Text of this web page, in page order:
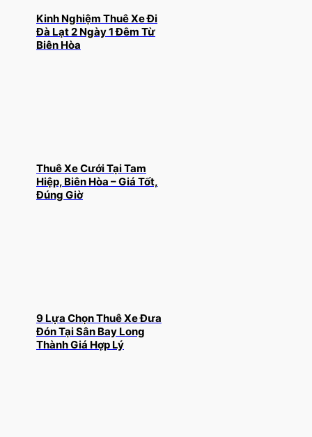
Kinh Nghiệm Thuê Xe Đi
Đà Lạt 2 Ngày 1 Đêm Từ
Biên Hòa
Thuê Xe Cưới Tại Tam
Hiệp, Biên Hòa – Giá Tốt,
Đúng Giờ
9 Lựa Chọn Thuê Xe Đưa
Đón Tại Sân Bay Long
Thành Giá Hợp Lý